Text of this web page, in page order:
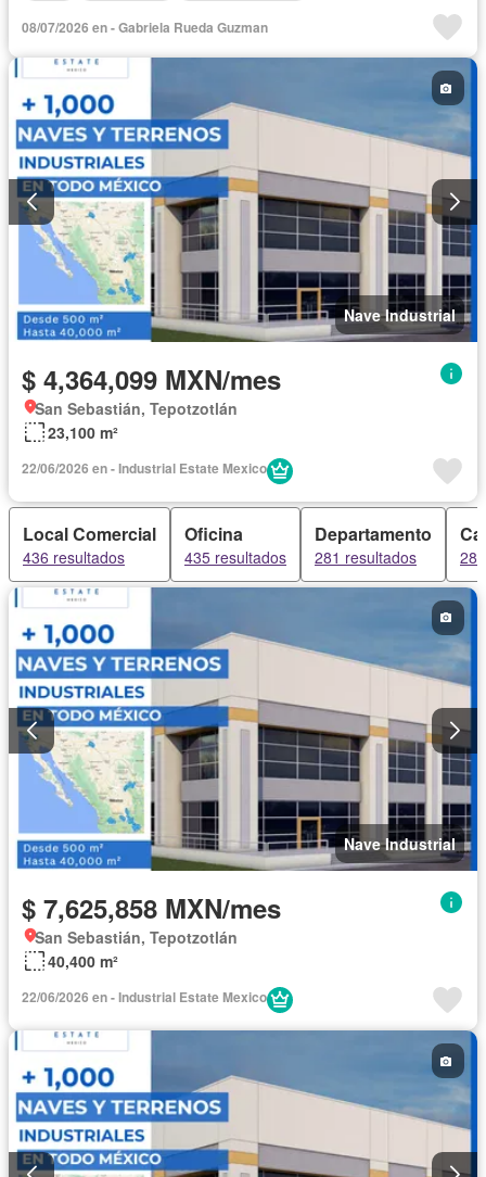
08/07/2026 en - Gabriela Rueda Guzman
Nave Industrial
$ 4,364,099 MXN/mes
San Sebastián, Tepotzotlán
23,100 m²
22/06/2026 en - Industrial Estate Mexico
Local Comercial
436 resultados
Oficina
435 resultados
Departamento
281 resultados
Nave Industrial
$ 7,625,858 MXN/mes
San Sebastián, Tepotzotlán
40,400 m²
22/06/2026 en - Industrial Estate Mexico